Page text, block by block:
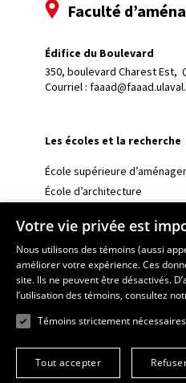
Faculté
Édifice du Boulevard
350, boulevard Charest Est,
Courriel :
Les écoles et la recherche
École supérieure
École d’architecture
École de design
Centre de recherche en
Votre vie privée est
Nous utilisons des témoins (aussi
améliorer votre expérience. Ces
site. Ils ne peuvent être désactivés.
l’utilisation des témoins, consultez
Témoins strictement nécessaires
Tout accepter